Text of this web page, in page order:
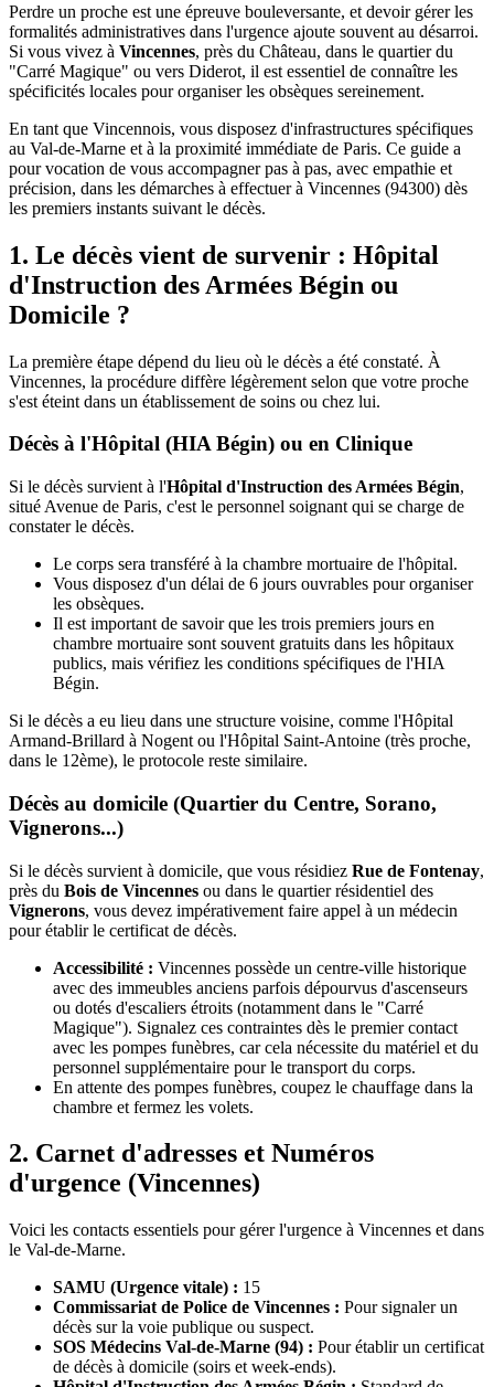
Perdre un proche est une épreuve bouleversante, et devoir gérer les
formalités administratives dans l'urgence ajoute souvent au désarroi.
Si vous vivez à Vincennes, près du Château, dans le quartier du
"Carré Magique" ou vers Diderot, il est essentiel de connaître les
spécificités locales pour organiser les obsèques sereinement.
En tant que Vincennois, vous disposez d'infrastructures spécifiques
au Val-de-Marne et à la proximité immédiate de Paris. Ce guide a
pour vocation de vous accompagner pas à pas, avec empathie et
précision, dans les démarches à effectuer à Vincennes (94300) dès
les premiers instants suivant le décès.
1. Le décès vient de survenir : Hôpital
d'Instruction des Armées Bégin ou
Domicile ?
La première étape dépend du lieu où le décès a été constaté. À
Vincennes, la procédure diffère légèrement selon que votre proche
s'est éteint dans un établissement de soins ou chez lui.
Décès à l'Hôpital (HIA Bégin) ou en Clinique
Si le décès survient à l'Hôpital d'Instruction des Armées Bégin,
situé Avenue de Paris, c'est le personnel soignant qui se charge de
constater le décès.
Le corps sera transféré à la chambre mortuaire de l'hôpital.
Vous disposez d'un délai de 6 jours ouvrables pour organiser
les obsèques.
Il est important de savoir que les trois premiers jours en
chambre mortuaire sont souvent gratuits dans les hôpitaux
publics, mais vérifiez les conditions spécifiques de l'HIA
Bégin.
Si le décès a eu lieu dans une structure voisine, comme l'Hôpital
Armand-Brillard à Nogent ou l'Hôpital Saint-Antoine (très proche,
dans le 12ème), le protocole reste similaire.
Décès au domicile (Quartier du Centre, Sorano,
Vignerons...)
Si le décès survient à domicile, que vous résidiez Rue de Fontenay,
près du Bois de Vincennes ou dans le quartier résidentiel des
Vignerons, vous devez impérativement faire appel à un médecin
pour établir le certificat de décès.
Accessibilité : Vincennes possède un centre-ville historique
avec des immeubles anciens parfois dépourvus d'ascenseurs
ou dotés d'escaliers étroits (notamment dans le "Carré
Magique"). Signalez ces contraintes dès le premier contact
avec les pompes funèbres, car cela nécessite du matériel et du
personnel supplémentaire pour le transport du corps.
En attente des pompes funèbres, coupez le chauffage dans la
chambre et fermez les volets.
2. Carnet d'adresses et Numéros
d'urgence (Vincennes)
Voici les contacts essentiels pour gérer l'urgence à Vincennes et dans
le Val-de-Marne.
SAMU (Urgence vitale) : 15
Commissariat de Police de Vincennes : Pour signaler un
décès sur la voie publique ou suspect.
SOS Médecins Val-de-Marne (94) : Pour établir un certificat
de décès à domicile (soirs et week-ends).